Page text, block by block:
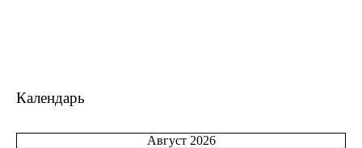
Календарь
Август 2026